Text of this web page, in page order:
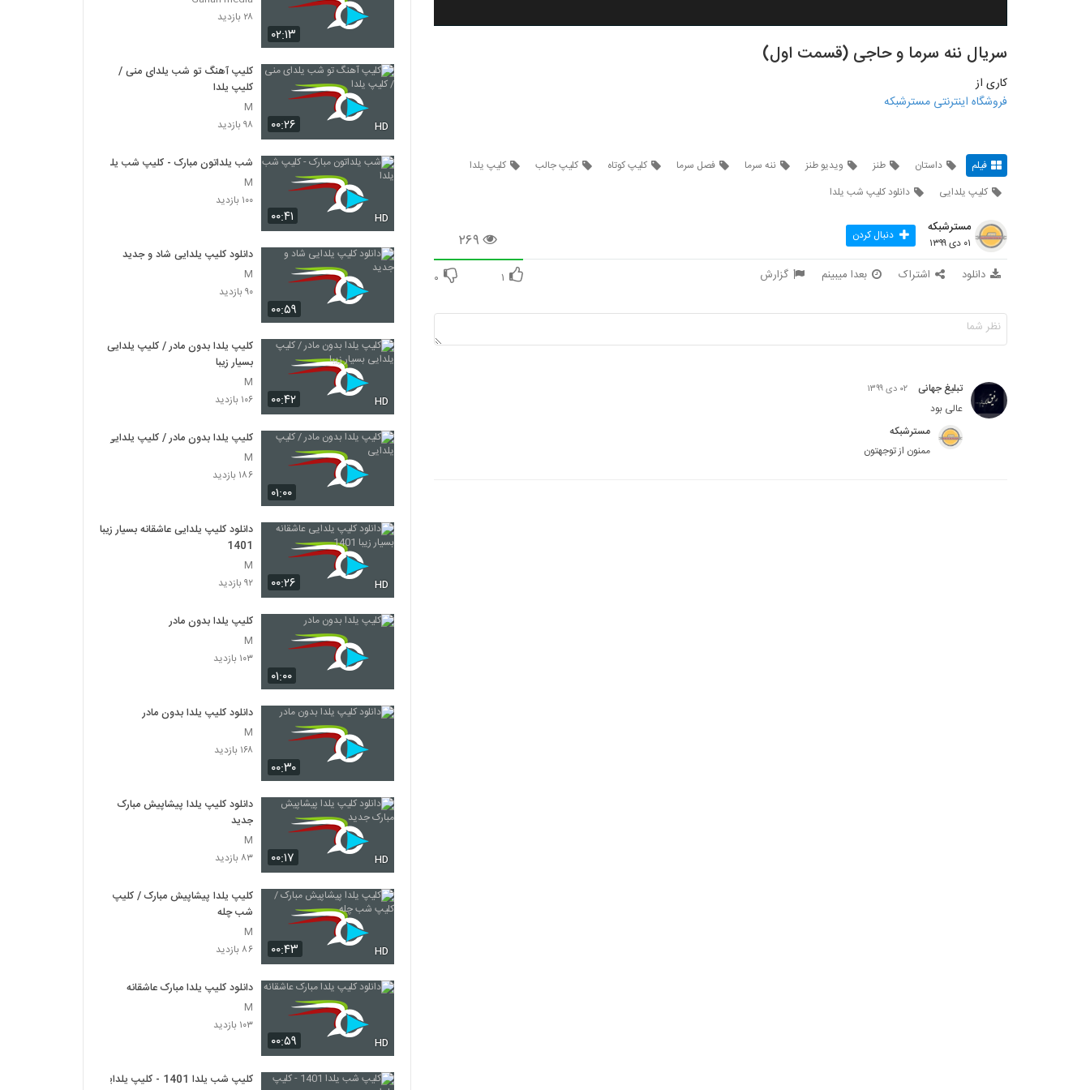
سریال ننه سرما و حاجی (قسمت اول)
کاری از
فروشگاه اینترنتی مسترشبکه
فیلم داستان طنز ویدیو طنز ننه سرما فصل سرما کلیپ کوتاه کلیپ جالب
کلیپ یلدا
کلیپ یلدایی
دانلود کلیپ شب یلدا
۲۶۹
مسترشبکه
۰۱ دی ۱۳۹۹ دنبال کردن
دانلود اشتراک بعدا میبینم گزارش ۱ ۰
تبلیغ جهانی ۰۲ دی ۱۳۹۹
عالی بود
مسترشبکه
ممنون از توجهتون
۰۲:۱۳
۲۸ بازدید
۰۰:۲۶ HD
کلیپ آهنگ تو شب یلدای منی /
کلیپ یلدا
M
۹۸ بازدید
۰۰:۴۱ HD
شب یلداتون مبارک - کلیپ شب یلدا
M
۱۰۰ بازدید
۰۰:۵۹
دانلود کلیپ یلدایی شاد و جدید
M
۹۰ بازدید
۰۰:۴۲ HD
کلیپ یلدا بدون مادر / کلیپ یلدایی
بسیار زیبا
M
۱۰۶ بازدید
۰۱:۰۰
کلیپ یلدا بدون مادر / کلیپ یلدایی
M
۱۸۶ بازدید
۰۰:۲۶ HD
دانلود کلیپ یلدایی عاشقانه بسیار زیبا
1401
M
۹۲ بازدید
۰۱:۰۰
کلیپ یلدا بدون مادر
M
۱۰۳ بازدید
۰۰:۳۰
دانلود کلیپ یلدا بدون مادر
M
۱۶۸ بازدید
۰۰:۱۷ HD
دانلود کلیپ یلدا پیشاپیش مبارک
جدید
M
۸۳ بازدید
۰۰:۴۳ HD
کلیپ یلدا پیشاپیش مبارک / کلیپ
شب چله
M
۸۶ بازدید
۰۰:۵۹ HD
دانلود کلیپ یلدا مبارک عاشقانه
M
۱۰۳ بازدید
کلیپ شب یلدا 1401 - کلیپ یلدایی